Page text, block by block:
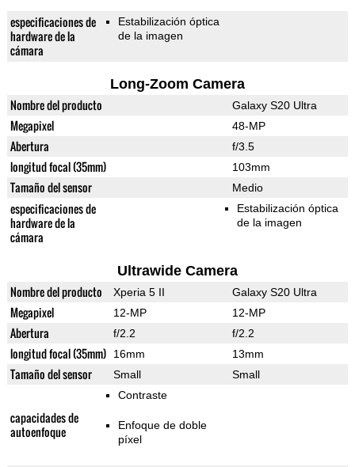
especificaciones de
hardware de la
cámara
Estabilización óptica
de la imagen
Long-Zoom Camera
Nombre del producto Galaxy S20 Ultra
Megapixel 48-MP
Abertura f/3.5
longitud focal (35mm) 103mm
Tamaño del sensor Medio
especificaciones de
hardware de la
cámara
Estabilización óptica
de la imagen
Ultrawide Camera
Nombre del producto Xperia 5 II Galaxy S20 Ultra
Megapixel 12-MP 12-MP
Abertura f/2.2 f/2.2
longitud focal (35mm) 16mm 13mm
Tamaño del sensor Small Small
capacidades de
autoenfoque
Contraste
Enfoque de doble
píxel